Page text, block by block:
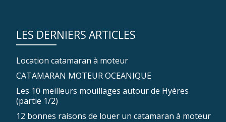
LES DERNIERS ARTICLES
Location catamaran à moteur
CATAMARAN MOTEUR OCEANIQUE
Les 10 meilleurs mouillages autour de Hyères
(partie 1/2)
12 bonnes raisons de louer un catamaran à moteur